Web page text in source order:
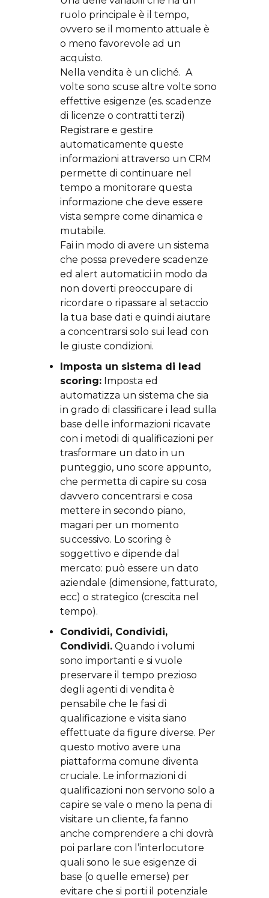
ruolo principale è il tempo,
ovvero se il momento attuale è
o meno favorevole ad un
acquisto.
Nella vendita è un cliché. A
volte sono scuse altre volte sono
effettive esigenze (es. scadenze
di licenze o contratti terzi)
Registrare e gestire
automaticamente queste
informazioni attraverso un CRM
permette di continuare nel
tempo a monitorare questa
informazione che deve essere
vista sempre come dinamica e
mutabile.
Fai in modo di avere un sistema
che possa prevedere scadenze
ed alert automatici in modo da
non doverti preoccupare di
ricordare o ripassare al setaccio
la tua base dati e quindi aiutare
a concentrarsi solo sui lead con
le giuste condizioni.
Imposta un sistema di lead
scoring:Imposta ed
automatizza un sistema che sia
in grado di classificare i lead sulla
base delle informazioni ricavate
con i metodi di qualificazioni per
trasformare un dato in un
punteggio, uno score appunto,
che permetta di capire su cosa
davvero concentrarsi e cosa
mettere in secondo piano,
magari per un momento
successivo. Lo scoring è
soggettivo e dipende dal
mercato: può essere un dato
aziendale (dimensione, fatturato,
ecc) o strategico (crescita nel
tempo).
Condividi, Condividi,
Condividi.Quando i volumi
sono importanti e si vuole
preservare il tempo prezioso
degli agenti di vendita è
pensabile che le fasi di
qualificazione e visita siano
effettuate da figure diverse. Per
questo motivo avere una
piattaforma comune diventa
cruciale. Le informazioni di
qualificazioni non servono solo a
capire se vale o meno la pena di
visitare un cliente, fa fanno
anche comprendere a chi dovrà
poi parlare con l’interlocutore
quali sono le sue esigenze di
base (o quelle emerse) per
evitare che si porti il potenziale